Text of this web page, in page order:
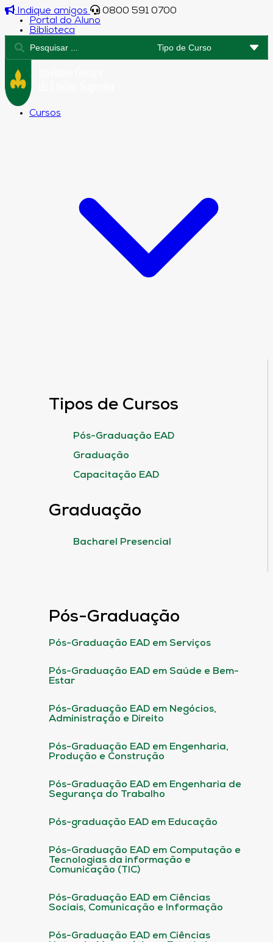
Indique amigos
0800 591 0700
Portal do Aluno
Biblioteca
Cursos
Tipos de Cursos
Pós-Graduação EAD
Graduação
Capacitação EAD
Graduação
Bacharel Presencial
Pós-Graduação
Pós-Graduação EAD em Serviços
Pós-Graduação EAD em Saúde e Bem-
Estar
Pós-Graduação EAD em Negócios,
Administração e Direito
Pós-Graduação EAD em Engenharia,
Produção e Construção
Pós-Graduação EAD em Engenharia de
Segurança do Trabalho
Pós-graduação EAD em Educação
Pós-Graduação EAD em Computação e
Tecnologias da informação e
Comunicação (TIC)
Pós-Graduação EAD em Ciências
Sociais, Comunicação e Informação
Pós-Graduação EAD em Ciências